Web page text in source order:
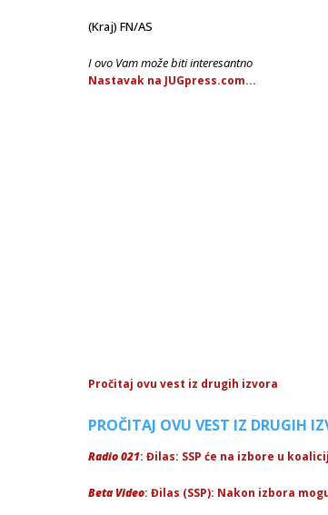
(Kraj) FN/AS
I ovo Vam može biti interesantno
Nastavak na JUGpress.com...
Pročitaj ovu vest iz drugih izvora
PROČITAJ OVU VEST IZ DRUGIH
Radio 021: Đilas: SSP će na izbore u
Beta Video: Đilas (SSP): Nakon izbora